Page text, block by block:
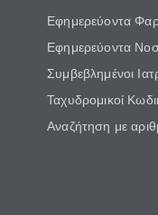
Εφημερεύοντα
Εφημερεύοντα
Συμβεβλημένοι
Ταχυδρομικοί
Αναζήτηση με